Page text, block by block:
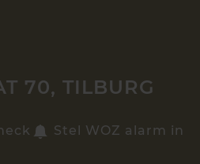
70, TILBURG
Stel WOZ alarm in